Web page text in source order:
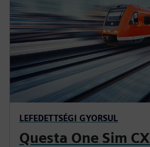
LEFEDETTSÉGI GYORSUL
Questa One Sim CX